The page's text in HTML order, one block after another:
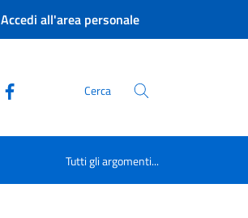
Accedi all'area personale
Cerca
Tutti gli argomenti...